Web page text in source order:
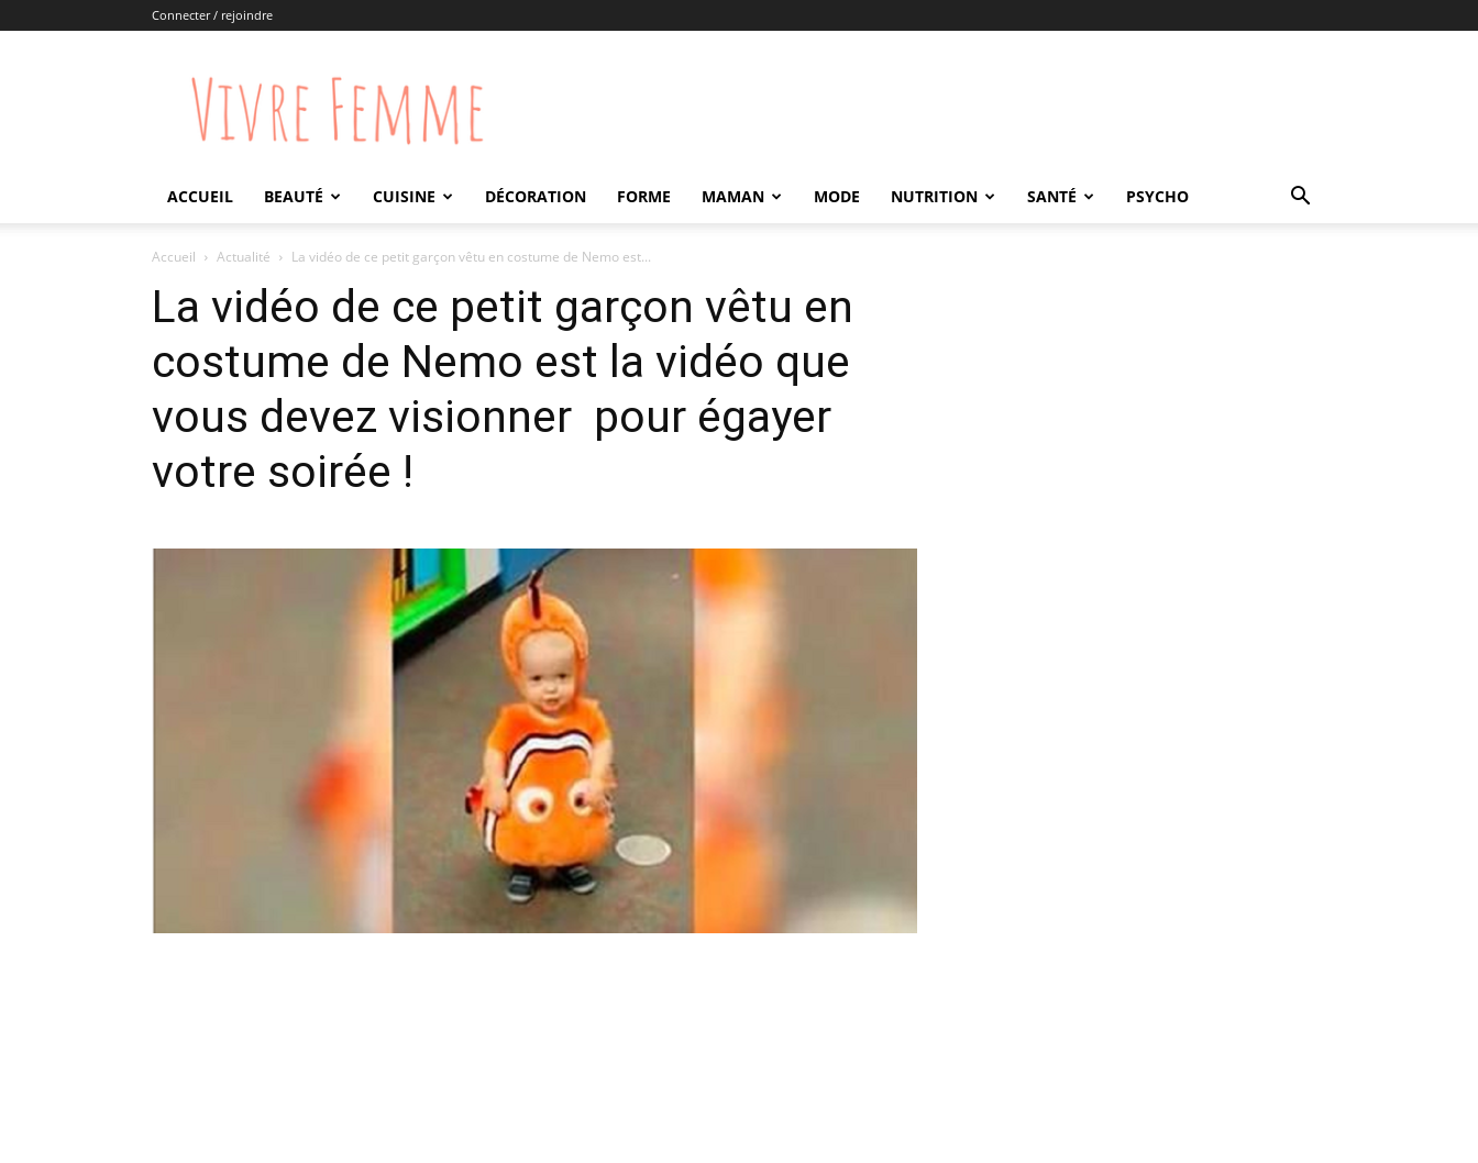
Connecter / rejoindre
Vivre
Femme
ACCUEIL BEAUTÉ CUISINE DÉCORATION FORME MAMAN MODE NUTRITION SANTÉ PSYCHO
Accueil Actualité La vidéo de ce petit garçon vêtu en costume de Nemo est...
La vidéo de ce petit garçon vêtu en
costume de Nemo est la vidéo que
vous devez visionner pour égayer
votre soirée !